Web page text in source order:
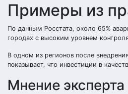
Примеры из
По данным Росстата, около 65%
городах с высоким уровнем
В одном из регионов после
показывает, что инвестиции в
Мнение эксперта